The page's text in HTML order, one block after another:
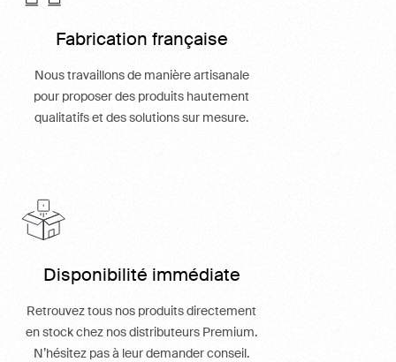
Fabrication française
Nous travaillons de manière artisanale
pour proposer des produits hautement
qualitatifs et des solutions sur mesure.
Disponibilité immédiate
Retrouvez tous nos produits directement
en stock chez nos distributeurs Premium.
N’hésitez pas à leur demander conseil.